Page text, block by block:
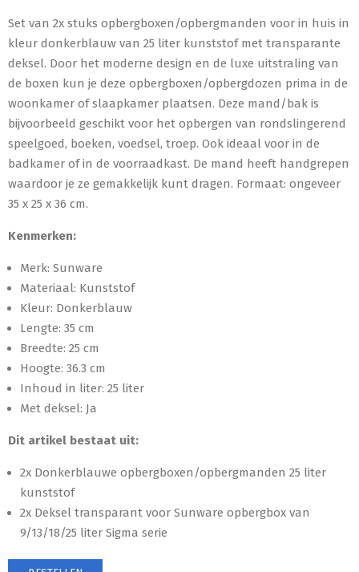
Set van 2x stuks opbergboxen/opbergmanden voor in huis in
kleur donkerblauw van 25 liter kunststof met transparante
deksel. Door het moderne design en de luxe uitstraling van
de boxen kun je deze opbergboxen/opbergdozen prima in de
woonkamer of slaapkamer plaatsen. Deze mand/bak is
bijvoorbeeld geschikt voor het opbergen van rondslingerend
speelgoed, boeken, voedsel, troep. Ook ideaal voor in de
badkamer of in de voorraadkast. De mand heeft handgrepen
waardoor je ze gemakkelijk kunt dragen. Formaat: ongeveer
35 x 25 x 36 cm.
Kenmerken:
Merk: Sunware
Materiaal: Kunststof
Kleur: Donkerblauw
Lengte: 35 cm
Breedte: 25 cm
Hoogte: 36.3 cm
Inhoud in liter: 25 liter
Met deksel: Ja
Dit artikel bestaat uit:
2x Donkerblauwe opbergboxen/opbergmanden 25 liter
kunststof
2x Deksel transparant voor Sunware opbergbox van
9/13/18/25 liter Sigma serie